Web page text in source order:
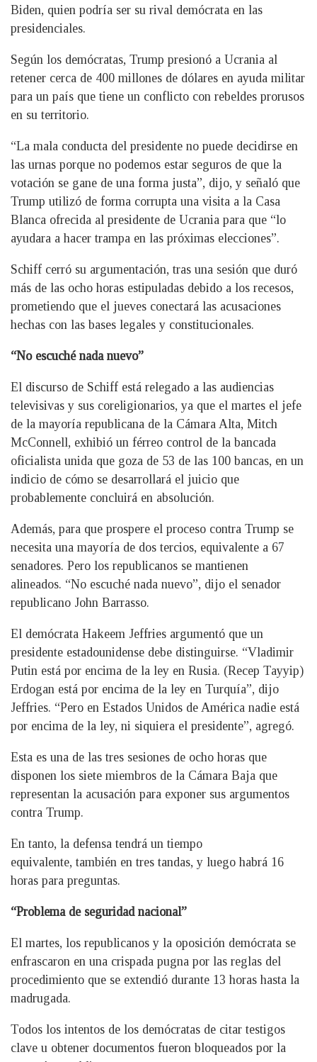
Biden, quien podría ser su rival demócrata en las
presidenciales.
Según los demócratas, Trump presionó a Ucrania al
retener cerca de 400 millones de dólares en ayuda militar
para un país que tiene un conflicto con rebeldes prorusos
en su territorio.
“La mala conducta del presidente no puede decidirse en
las urnas porque no podemos estar seguros de que la
votación se gane de una forma justa”, dijo, y señaló que
Trump utilizó de forma corrupta una visita a la Casa
Blanca ofrecida al presidente de Ucrania para que “lo
ayudara a hacer trampa en las próximas elecciones”.
Schiff cerró su argumentación, tras una sesión que duró
más de las ocho horas estipuladas debido a los recesos,
prometiendo que el jueves conectará las acusaciones
hechas con las bases legales y constitucionales.
“No escuché nada nuevo”
El discurso de Schiff está relegado a las audiencias
televisivas y sus coreligionarios, ya que el martes el jefe
de la mayoría republicana de la Cámara Alta, Mitch
McConnell, exhibió un férreo control de la bancada
oficialista unida que goza de 53 de las 100 bancas, en un
indicio de cómo se desarrollará el juicio que
probablemente concluirá en absolución.
Además, para que prospere el proceso contra Trump se
necesita una mayoría de dos tercios, equivalente a 67
senadores. Pero los republicanos se mantienen
alineados. “No escuché nada nuevo”, dijo el senador
republicano John Barrasso.
El demócrata Hakeem Jeffries argumentó que un
presidente estadounidense debe distinguirse. “Vladimir
Putin está por encima de la ley en Rusia. (Recep Tayyip)
Erdogan está por encima de la ley en Turquía”, dijo
Jeffries. “Pero en Estados Unidos de América nadie está
por encima de la ley, ni siquiera el presidente”, agregó.
Esta es una de las tres sesiones de ocho horas que
disponen los siete miembros de la Cámara Baja que
representan la acusación para exponer sus argumentos
contra Trump.
En tanto, la defensa tendrá un tiempo
equivalente, también en tres tandas, y luego habrá 16
horas para preguntas.
“Problema de seguridad nacional”
El martes, los republicanos y la oposición demócrata se
enfrascaron en una crispada pugna por las reglas del
procedimiento que se extendió durante 13 horas hasta la
madrugada.
Todos los intentos de los demócratas de citar testigos
clave u obtener documentos fueron bloqueados por la